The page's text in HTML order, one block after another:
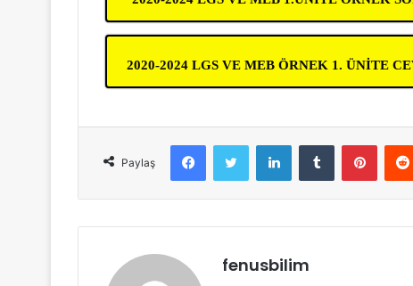
2020-2024 LGS VE MEB ÖRNEK 1. ÜNİTE
Paylaş
FacebookTwitter LinkedInTumblr
fenusbilim